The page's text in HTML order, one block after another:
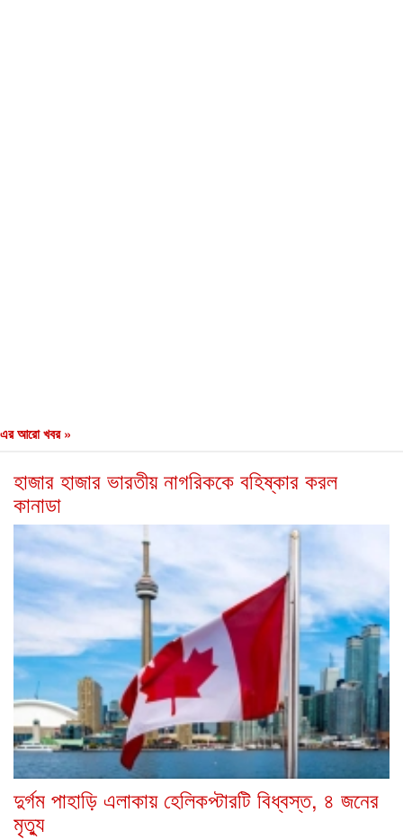
এর আরো খবর »
হাজার হাজার ভারতীয় নাগরিককে বহিষ্কার করল
কানাডা
দুর্গম পাহাড়ি এলাকায় হেলিকপ্টারটি বিধ্বস্ত, ৪ জনের
মৃত্যু